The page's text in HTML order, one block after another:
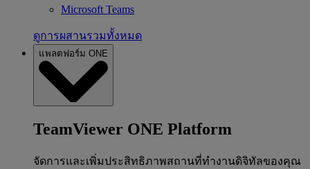
Microsoft Teams
ดูการผสานรวมทั้งหมด
แพลตฟอร์ม ONE
TeamViewer ONE Platform
จัดการและเพิ่มประสิทธิภาพสถานที่ทำงานดิจิทัลของคุณ